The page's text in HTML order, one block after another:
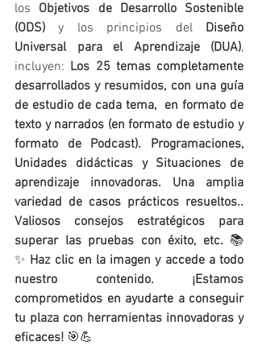
los Objetivos de Desarrollo Sostenible
(ODS) y los principios del Diseño
Universal para el Aprendizaje (DUA),
incluyen: Los 25 temas completamente
desarrollados y resumidos, con una guía
de estudio de cada tema,  en formato de
texto y narrados (en formato de estudio y
formato de Podcast). Programaciones,
Unidades didácticas y Situaciones de
aprendizaje innovadoras. Una amplia
variedad de casos prácticos resueltos..
Valiosos consejos estratégicos para
superar las pruebas con éxito, etc. 📚
✨ Haz clic en la imagen y accede a todo
nuestro contenido. ¡Estamos
comprometidos en ayudarte a conseguir
tu plaza con herramientas innovadoras y
eficaces! 🎯💪